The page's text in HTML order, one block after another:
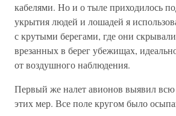
кабелями. Но и о тыле приходилось
укрытия людей и лошадей я
с крутыми берегами, где они
врезанных в берег убежищах,
от воздушного наблюдения.
Первый же налет авионов выявил всю
этих мер. Все поле кругом было